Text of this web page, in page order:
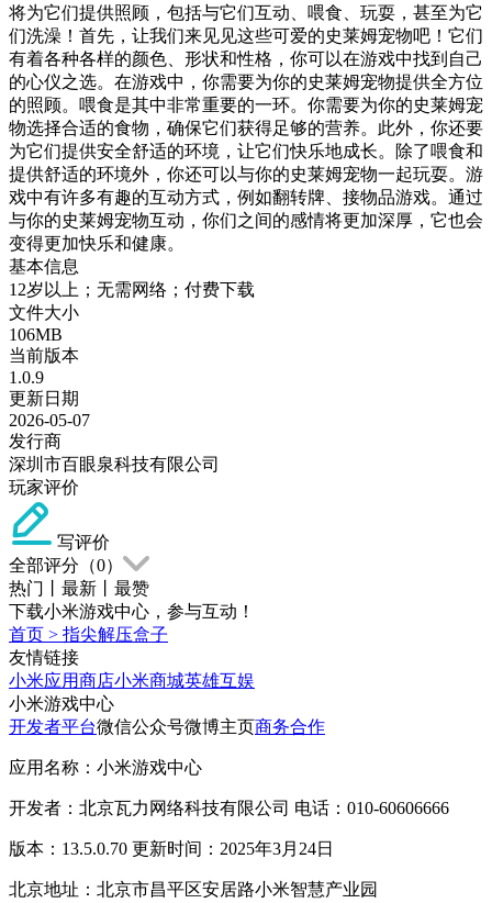
将为它们提供照顾，包括与它们互动、喂食、玩耍，甚至为它
们洗澡！首先，让我们来见见这些可爱的史莱姆宠物吧！它们
有着各种各样的颜色、形状和性格，你可以在游戏中找到自己
的心仪之选。在游戏中，你需要为你的史莱姆宠物提供全方位
的照顾。喂食是其中非常重要的一环。你需要为你的史莱姆宠
物选择合适的食物，确保它们获得足够的营养。此外，你还要
为它们提供安全舒适的环境，让它们快乐地成长。除了喂食和
提供舒适的环境外，你还可以与你的史莱姆宠物一起玩耍。游
戏中有许多有趣的互动方式，例如翻转牌、接物品游戏。通过
与你的史莱姆宠物互动，你们之间的感情将更加深厚，它也会
变得更加快乐和健康。
基本信息
12岁以上；无需网络；付费下载
文件大小
106MB
当前版本
1.0.9
更新日期
2026-05-07
发行商
深圳市百眼泉科技有限公司
玩家评价
写评价
全部评分（0）
热门
最新
最赞
下载小米游戏中心，参与互动！
首页 > 指尖解压盒子
友情链接
小米应用商店小米商城英雄互娱
小米游戏中心
开发者平台微信公众号微博主页商务合作
应用名称：小米游戏中心
开发者：北京瓦力网络科技有限公司 电话：010-60606666
版本：13.5.0.70 更新时间：2025年3月24日
北京地址：北京市昌平区安居路小米智慧产业园